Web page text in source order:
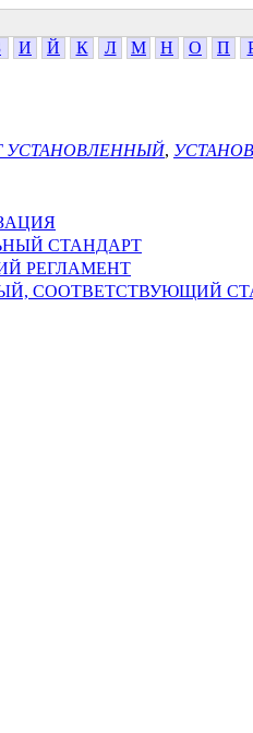
И Й К Л М Н О П
УСТАНОВЛЕННЫЙ,
СТАНДАРТ
РЕГЛАМЕНТ
СООТВЕТСТВУЮЩИЙ